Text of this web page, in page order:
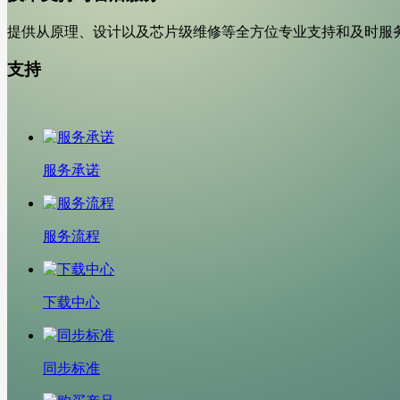
提供从原理、设计以及芯片级维修等全方位专业支持和及时服
支持
服务承诺
服务流程
下载中心
同步标准